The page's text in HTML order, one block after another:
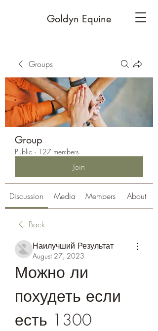
Goldyn Equine
Groups
Group
Public · 127 members
Join
Discussion Media Members About
Back
Наилучший Результат
August 27, 2023
Можно ли
похудеть если
есть 1300